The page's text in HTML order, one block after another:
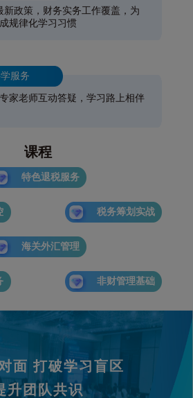
新政策，财务实务工作覆盖，为
规律化学习习惯
服务
家老师互动答疑，学习路上相伴
课程
特色退税服务
税务筹划实战
海关外汇管理
非财管理基础
面 打破学习盲区
升团队共识